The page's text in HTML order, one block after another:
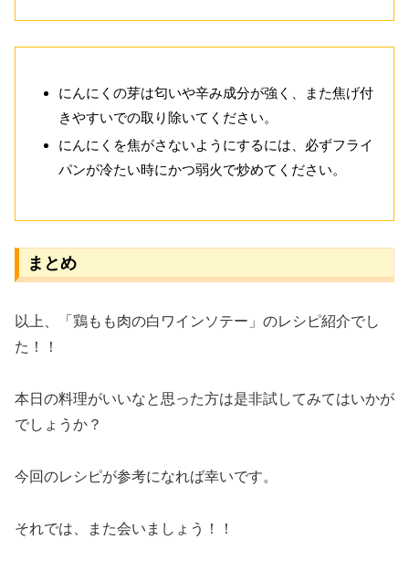
にんにくの芽は匂いや辛み成分が強く、また焦げ付
きやすいでの取り除いてください。
にんにくを焦がさないようにするには、必ずフライ
パンが冷たい時にかつ弱火で炒めてください。
まとめ
以上、「鶏もも肉の白ワインソテー」のレシピ紹介でし
た！！
本日の料理がいいなと思った方は是非試してみてはいかが
でしょうか？
今回のレシピが参考になれば幸いです。
それでは、また会いましょう！！